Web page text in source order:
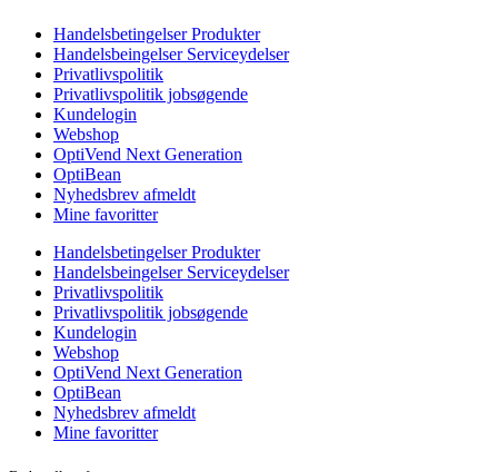
Handelsbetingelser Produkter
Handelsbeingelser Serviceydelser
Privatlivspolitik
Privatlivspolitik jobsøgende
Kundelogin
Webshop
OptiVend Next Generation
OptiBean
Nyhedsbrev afmeldt
Mine favoritter
Handelsbetingelser Produkter
Handelsbeingelser Serviceydelser
Privatlivspolitik
Privatlivspolitik jobsøgende
Kundelogin
Webshop
OptiVend Next Generation
OptiBean
Nyhedsbrev afmeldt
Mine favoritter